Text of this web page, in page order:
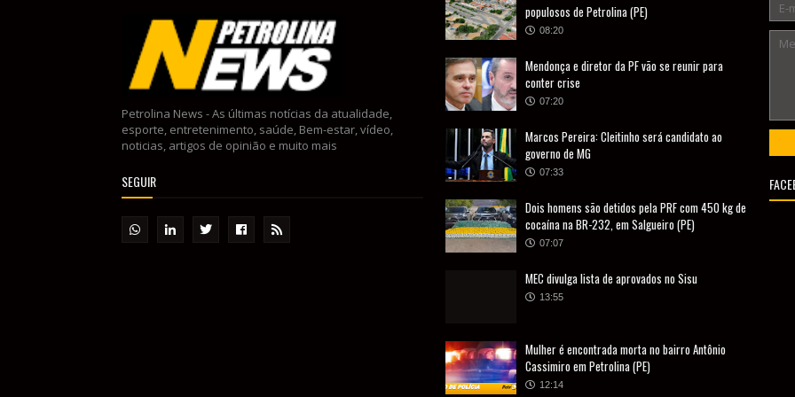
Petrolina News - As últimas notícias da atualidade,
esporte, entretenimento, saúde, Bem-estar, vídeo,
noticias, artigos de opinião e muito mais
SEGUIR
populosos de Petrolina (PE)
08:20
Mendonça e diretor da PF vão se reunir para
conter crise
07:20
Marcos Pereira: Cleitinho será candidato ao
governo de MG
07:33
Dois homens são detidos pela PRF com 450 kg de
cocaína na BR-232, em Salgueiro (PE)
07:07
MEC divulga lista de aprovados no Sisu
13:55
Mulher é encontrada morta no bairro Antônio
Cassimiro em Petrolina (PE)
12:14